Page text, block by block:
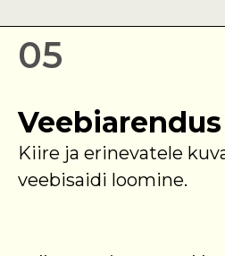
05
Veebiarendus
Kiire ja erinevatele
veebisaidi loomine.